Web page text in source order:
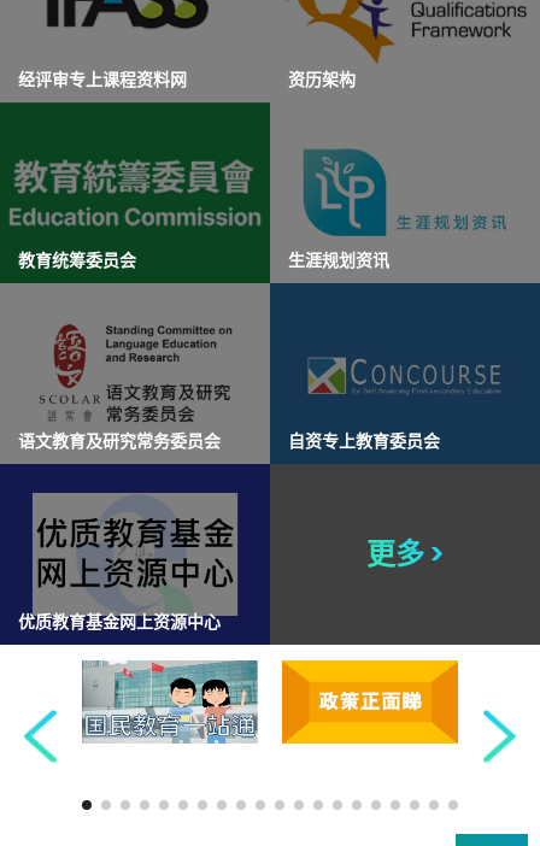
经评审专上课程资料网 资历架构
教育统筹委员会 生涯规划资讯
语文教育及研究常务委员会 自资专上教育委员会
优质教育基金网上资源中心
更多 >